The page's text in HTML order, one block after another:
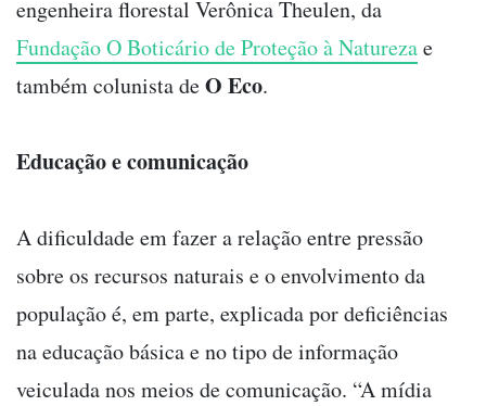
engenheira florestal Verônica Theulen, da
Fundação O Boticário de Proteção à Naturezae
também colunista deO Eco.
Educação e comunicação
A dificuldade em fazer a relação entre pressão
sobre os recursos naturais e o envolvimento da
população é, em parte, explicada por deficiências
na educação básica e no tipo de informação
veiculada nos meios de comunicação. “A mídia